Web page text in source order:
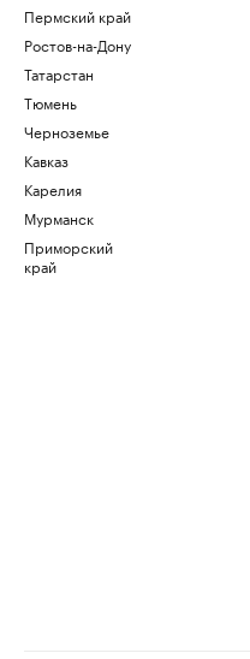
Пермский край
Ростов-на-Дону
Татарстан
Тюмень
Черноземье
Кавказ
Карелия
Мурманск
Приморский
край